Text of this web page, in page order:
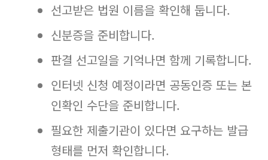
선고받은 법원 이름을 확인해 둡니다.
신분증을 준비합니다.
판결 선고일을 기억나면 함께 기록합니다.
인터넷 신청 예정이라면 공동인증 또는 본
인확인 수단을 준비합니다.
필요한 제출기관이 있다면 요구하는 발급
형태를 먼저 확인합니다.